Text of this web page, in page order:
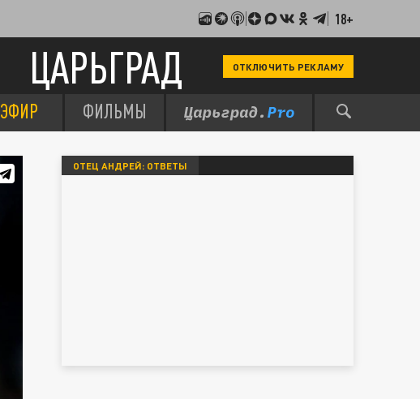
18+
ЦАРЬГРАД ОТКЛЮЧИТЬ РЕКЛАМУ
ЭФИР ФИЛЬМЫ
ОТЕЦ АНДРЕЙ: ОТВЕТЫ